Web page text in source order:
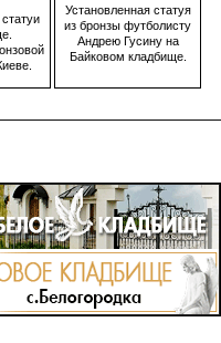
Установленная статуя
из бронзы футболисту
Андрею Гусину на
Байковом кладбище.